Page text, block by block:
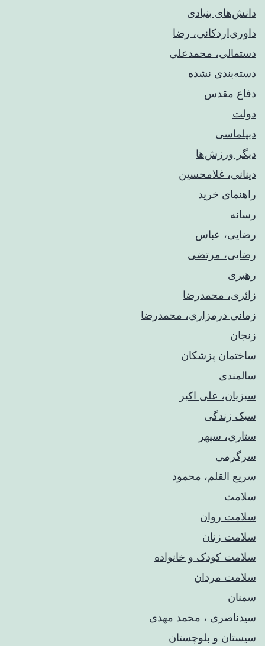
دانش‌های بنیادی
داوری‌اردکانی، رضا
دستمالی، محمدعلی
دسته‌بندی نشده
دفاع مقدس
دولت
دیپلماسی
دیگر ورزش‌ها
دینانی، غلامحسین
راهنمای خريد
رسانه
رضایی، عباس
رضایی، مرتضی
رهبری
زائری، محمدرضا
زمانی درمزاری، محمدرضا
زنجان
ساختمان پزشکان
سالمندی
سبزیان، علی اکبر
سبک زندگی
ستاری، سپهر
سرگرمی
سریع القلم، محمود
سلامت
سلامت روان
سلامت زنان
سلامت کودک‌ و خانواده
سلامت مردان
سمنان
سیدناصری ، محمد مهدی
سیستان و بلوچستان